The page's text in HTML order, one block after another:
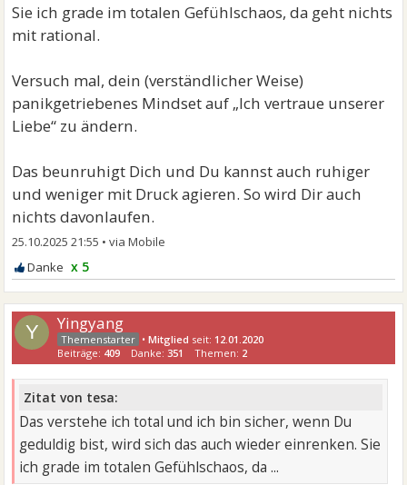
Sie ich grade im totalen Gefühlschaos, da geht nichts
mit rational.
Versuch mal, dein (verständlicher Weise)
panikgetriebenes Mindset auf „Ich vertraue unserer
Liebe“ zu ändern.
Das beunruhigt Dich und Du kannst auch ruhiger
und weniger mit Druck agieren. So wird Dir auch
nichts davonlaufen.
25.10.2025 21:55 •
x 5
Y Yingyang
•Mitglied seit: 12.01.2020
Beiträge: 409 Danke: 351 Themen: 2
Zitat von tesa:
Das verstehe ich total und ich bin sicher, wenn Du
geduldig bist, wird sich das auch wieder einrenken. Sie
ich grade im totalen Gefühlschaos, da ...